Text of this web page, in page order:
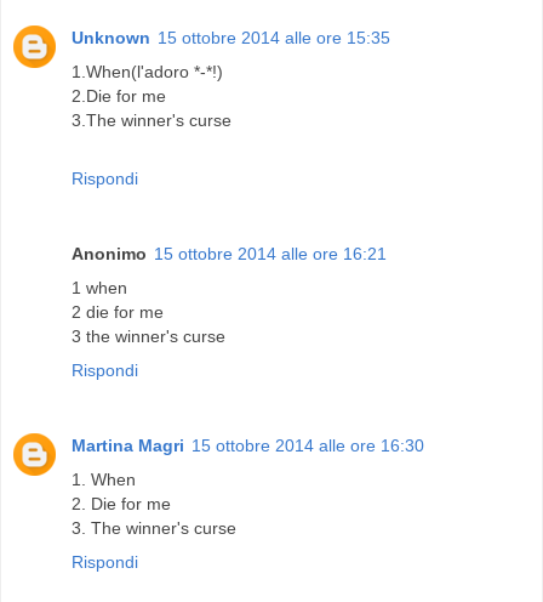
Unknown 15 ottobre 2014 alle ore 15:35
1.When(l'adoro *-*!)
2.Die for me
3.The winner's curse
Rispondi
Anonimo 15 ottobre 2014 alle ore 16:21
1 when
2 die for me
3 the winner's curse
Rispondi
Martina Magri 15 ottobre 2014 alle ore 16:30
1. When
2. Die for me
3. The winner's curse
Rispondi